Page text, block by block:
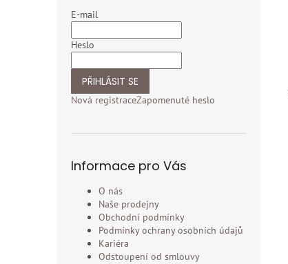
E-mail
Heslo
PŘIHLÁSIT SE
Nová registraceZapomenuté heslo
Informace pro Vás
O nás
Naše prodejny
Obchodní podmínky
Podmínky ochrany osobních údajů
Kariéra
Odstoupení od smlouvy